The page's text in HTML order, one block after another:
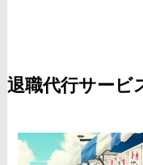
退職代行サービ